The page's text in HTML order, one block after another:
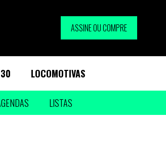
ASSINE OU COMPRE
LOCOMOTIVAS
LISTAS